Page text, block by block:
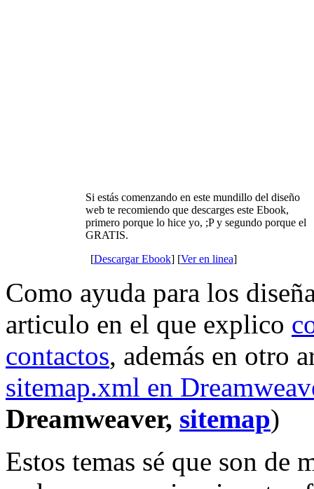
Si estás comenzando en este mundillo del diseño
web te recomiendo que descarges este Ebook,
primero porque lo hice yo, ;P y segundo porque el
GRATIS.
[Descargar Ebook] [Ver en linea]
Como ayuda para los
articulo en el que explico
contactos, además en otro
sitemap.xml en
Dreamweaver, sitemap)
Estos temas sé que son de